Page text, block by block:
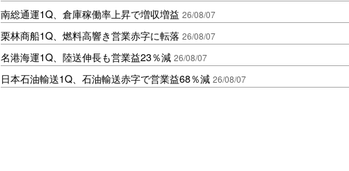
南総通運1Q、倉庫稼働率上昇で増収増益 26/08/07
栗林商船1Q、燃料高響き営業赤字に転落 26/08/07
名港海運1Q、陸送伸長も営業益23％減 26/08/07
日本石油輸送1Q、石油輸送赤字で営業益68％減 26/08/07